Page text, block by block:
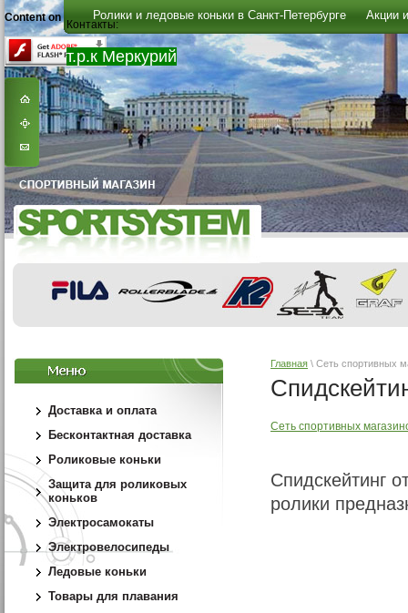
Контакты:
т.р.к Меркурий
Content on this page requires a newer version of Adobe Flash Player.
Ролики и ледовые коньки в Санкт-Петербурге Акции
Доставка и оплата
Бесконтактная доставка
Роликовые коньки
Защита для роликовых
коньков
Электросамокаты
Электровелосипеды
Ледовые коньки
Товары для плавания
Главная \ Сеть спортивных
Сеть спортивных
Спидскейтинг
ролики